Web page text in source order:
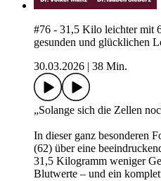
#76 - 31,5 Kilo leichter mit
gesunden und glücklichen
30.03.2026
38 Min.
„Solange sich die Zellen
In dieser ganz besonderen
(62) über eine
31,5 Kilogramm weniger
Blutwerte – und ein